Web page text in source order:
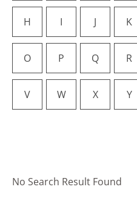
H I J K
O P Q R
V W X Y
No Search Result Found